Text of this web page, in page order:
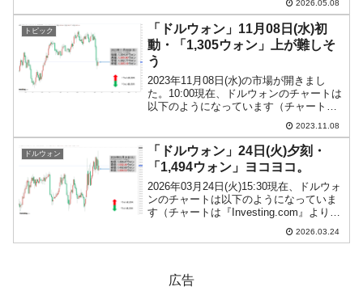
『Investing.com』より引用）。しぶとく
陽線で終わりました。KOSPIは「7,...
2026.05.08
トピック
「ドルウォン」11月08日(水)初
動・「1,305ウォン」上が難しそ
う
2023年11月08日(水)の市場が開きまし
た。10:00現在、ドルウォンのチャートは
以下のようになっています（チャートは
『Investing.com』より引用）。これから
ローソク足の調整が入るかもしれません
が、前日は天地の半分ほどが削られ...
2023.11.08
ドルウォン
「ドルウォン」24日(火)夕刻・
「1,494ウォン」ヨコヨコ。
2026年03月24日(火)15:30現在、ドルウォ
ンのチャートは以下のようになっていま
す（チャートは『Investing.com』より引
用）。現在のところ「1ドル＝1,494ウォ
ン」近辺の攻防となっています。ローソ
2026.03.24
広告